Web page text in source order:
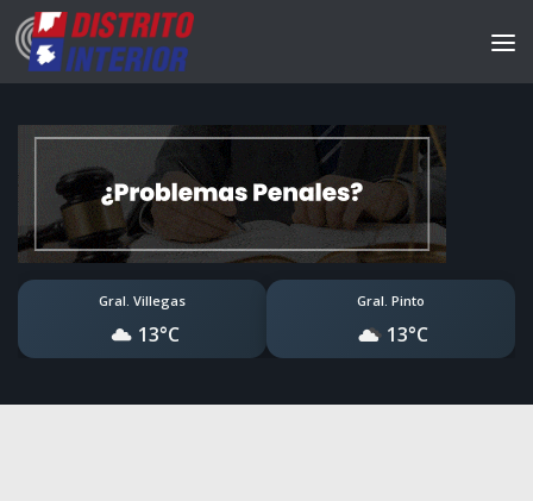
Gral. Villegas
13°C
Gral. Pinto
13°C